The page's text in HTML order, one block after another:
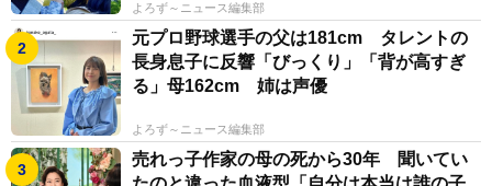
よろず～ニュース編集部
元プロ野球選手の父は181cm タレントの
長身息子に反響「びっくり」「背が高すぎ
る」母162cm 姉は声優
よろず～ニュース編集部
売れっ子作家の母の死から30年 聞いてい